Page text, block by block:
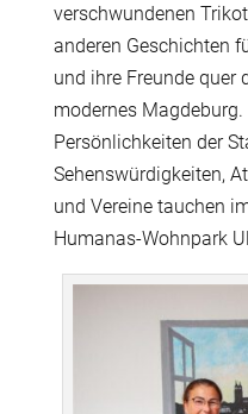
verschwundenen
anderen Geschichten
und ihre Freunde quer
modernes
Persönlichkeiten der
Sehenswürdigkeiten,
und Vereine tauchen
Humanas-Wohnpark